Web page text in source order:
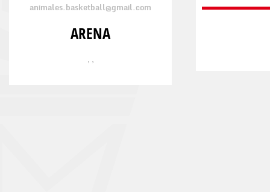
animales.basketball@gmail.com
ARENA
, ,